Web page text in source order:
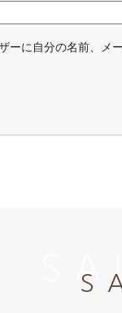
ーに自分の名前、メ